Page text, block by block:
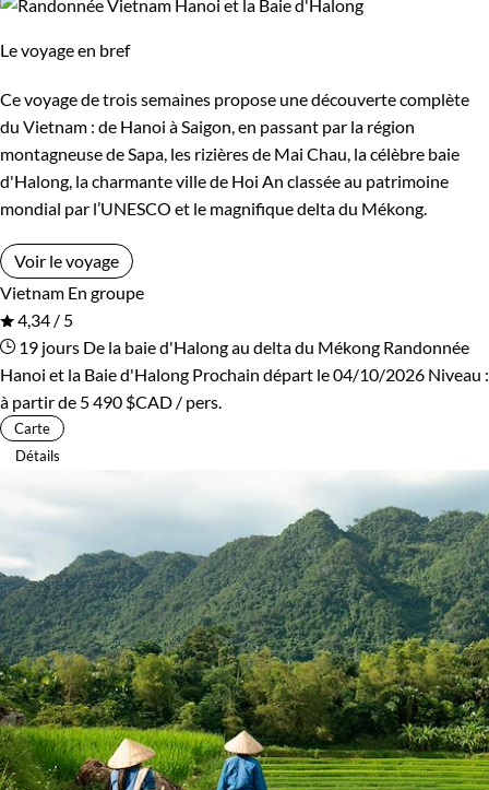
Le voyage en bref
Ce voyage de trois semaines propose une découverte complète
du Vietnam : de Hanoi à Saigon, en passant par la région
montagneuse de Sapa, les rizières de Mai Chau, la célèbre baie
d'Halong, la charmante ville de Hoi An classée au patrimoine
mondial par l’UNESCO et le magnifique delta du Mékong.
Voir le voyage
Vietnam En groupe
4,34 / 5
19 jours De la baie d'Halong au delta du Mékong Randonnée
Hanoi et la Baie d'Halong Prochain départ le 04/10/2026 Niveau :
à partir de 5 490 $CAD / pers.
Carte
Détails